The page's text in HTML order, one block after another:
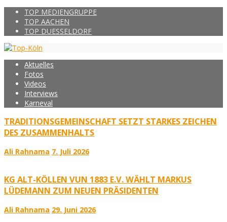
TOP MEDIENGRUPPE
TOP AACHEN
TOP DUESSELDORF
Aktuelles
Fotos
Videos
Interviews
Karneval
TRADITIONSGEMEINSCHAFT SETZT STARKES ZEICHEN
DES ZUSAMMENHALTS
Ali Rahnama 7. Juli 2026
KG ALT-KÖLLEN VUN 1883 E.V. WÄHLT MARKUS
LÜDEMANN ZUM NEUEN PRÄSIDENTEN
Ali Rahnama 29. Juni 2026